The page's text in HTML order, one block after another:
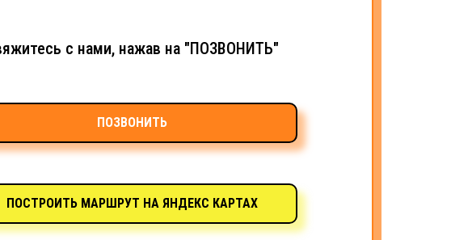
с нами, нажав на "ПОЗВОНИТЬ"
ПОЗВОНИТЬ
ПОСТРОИТЬ МАРШРУТ НА ЯНДЕКС КАРТАХ